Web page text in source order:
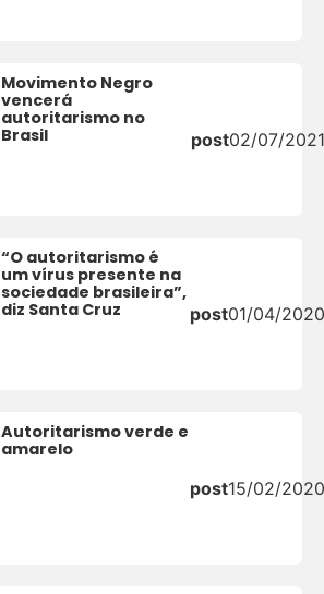
Movimento Negro
vencerá
autoritarismo no
Brasil
post02/07/2021
“O autoritarismo é
um vírus presente na
sociedade brasileira”,
diz Santa Cruz
post01/04/
Autoritarismo verde e
amarelo
post15/02/